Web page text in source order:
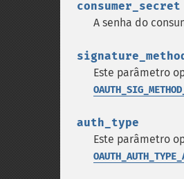
consumer_secret
A senha do
Este parâmetro
auth_type
Este parâmetro